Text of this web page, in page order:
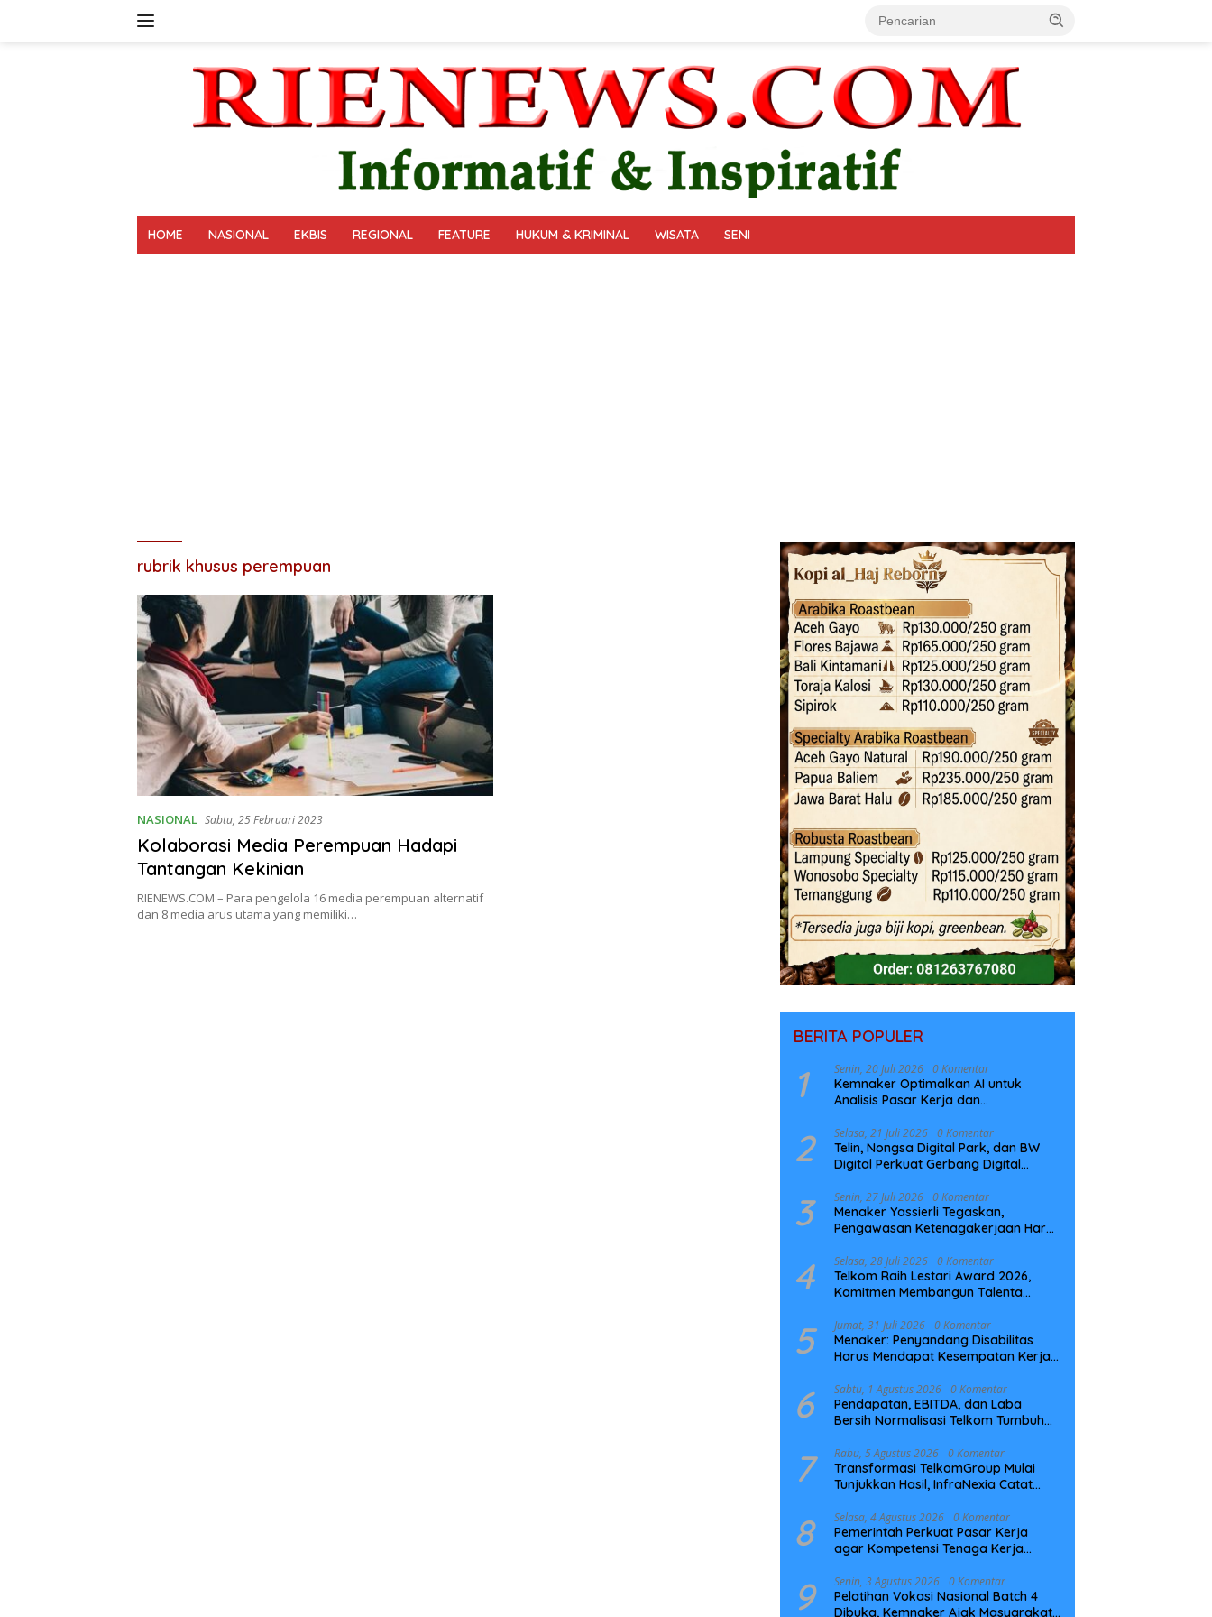
HOME NASIONAL EKBIS REGIONAL FEATURE HUKUM & KRIMINAL WISATA SENI
rubrik khusus perempuan
NASIONAL Sabtu, 25 Februari 2023
Kolaborasi Media Perempuan Hadapi
Tantangan Kekinian
RIENEWS.COM – Para pengelola 16 media perempuan alternatif
dan 8 media arus utama yang memiliki…
BERITA POPULER
1 Senin, 20 Juli 2026 0 Komentar
Kemnaker Optimalkan AI untuk
Analisis Pasar Kerja dan
2 Selasa, 21 Juli 2026 0 Komentar
Telin, Nongsa Digital Park, dan BW
Digital Perkuat Gerbang Digital
NCC
3 Senin, 27 Juli 2026 0 Komentar
Menaker Yassierli Tegaskan,
Pengawasan Ketenagakerjaan Harus
4 Selasa, 28 Juli 2026 0 Komentar
Telkom Raih Lestari Award 2026,
Komitmen Membangun Talenta
5 Jumat, 31 Juli 2026 0 Komentar
Menaker: Penyandang Disabilitas
Harus Mendapat Kesempatan Kerja
6 Sabtu, 1 Agustus 2026 0 Komentar
Pendapatan, EBITDA, dan Laba
Bersih Normalisasi Telkom Tumbuh
7 Rabu, 5 Agustus 2026 0 Komentar
Transformasi TelkomGroup Mulai
Tunjukkan Hasil, InfraNexia Catat
Digital Nasional
8 Selasa, 4 Agustus 2026 0 Komentar
Pemerintah Perkuat Pasar Kerja
agar Kompetensi Tenaga Kerja
9 Senin, 3 Agustus 2026 0 Komentar
Pelatihan Vokasi Nasional Batch 4
Dibuka, Kemnaker Ajak Masyarakat